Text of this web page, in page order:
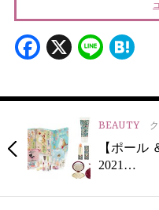
Facebook
X Line
BEAUTY
【ポール
2021…